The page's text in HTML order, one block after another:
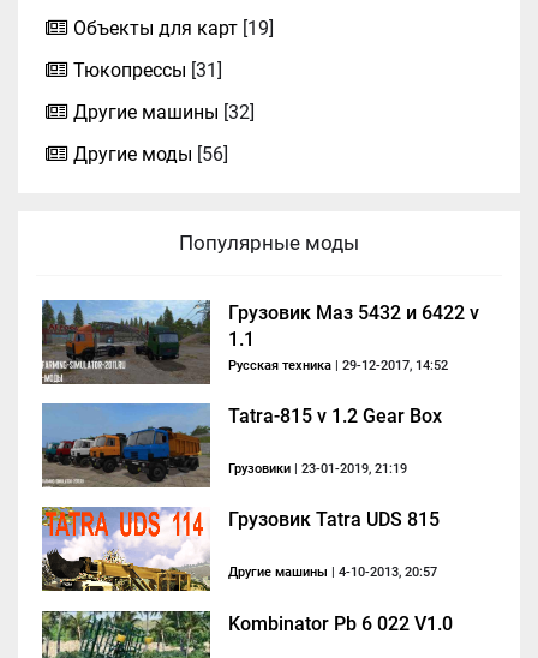
Объекты для карт [19]
Тюкопрессы [31]
Другие машины [32]
Другие моды [56]
Популярные моды
Грузовик Маз 5432 и 6422 v
1.1
Русская техника | 29-12-2017, 14:52
Tatra-815 v 1.2 Gear Box
Грузовики | 23-01-2019, 21:19
Грузовик Tatra UDS 815
Другие машины | 4-10-2013, 20:57
Kombinator Pb 6 022 V1.0